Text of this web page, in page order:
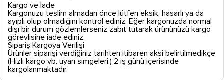
Kargo ve İade
Kargonuzu teslim almadan önce lütfen eksik, hasarlı ya da
ayıplı olup olmadığını kontrol ediniz. Eğer kargonuzda normal
dışı bir durum gözlemlerseniz zabıt tutarak ürününüzü kargo
görevlisine iade ediniz.
Sipariş Kargoya Verilişi
Ürünler siparişi verdiğiniz tarihten itibaren aksi belirtilmedikçe
(Hızlı kargo vb. uyarı simgeleri.) 2 iş günü içerisinde
kargolanmaktadır.